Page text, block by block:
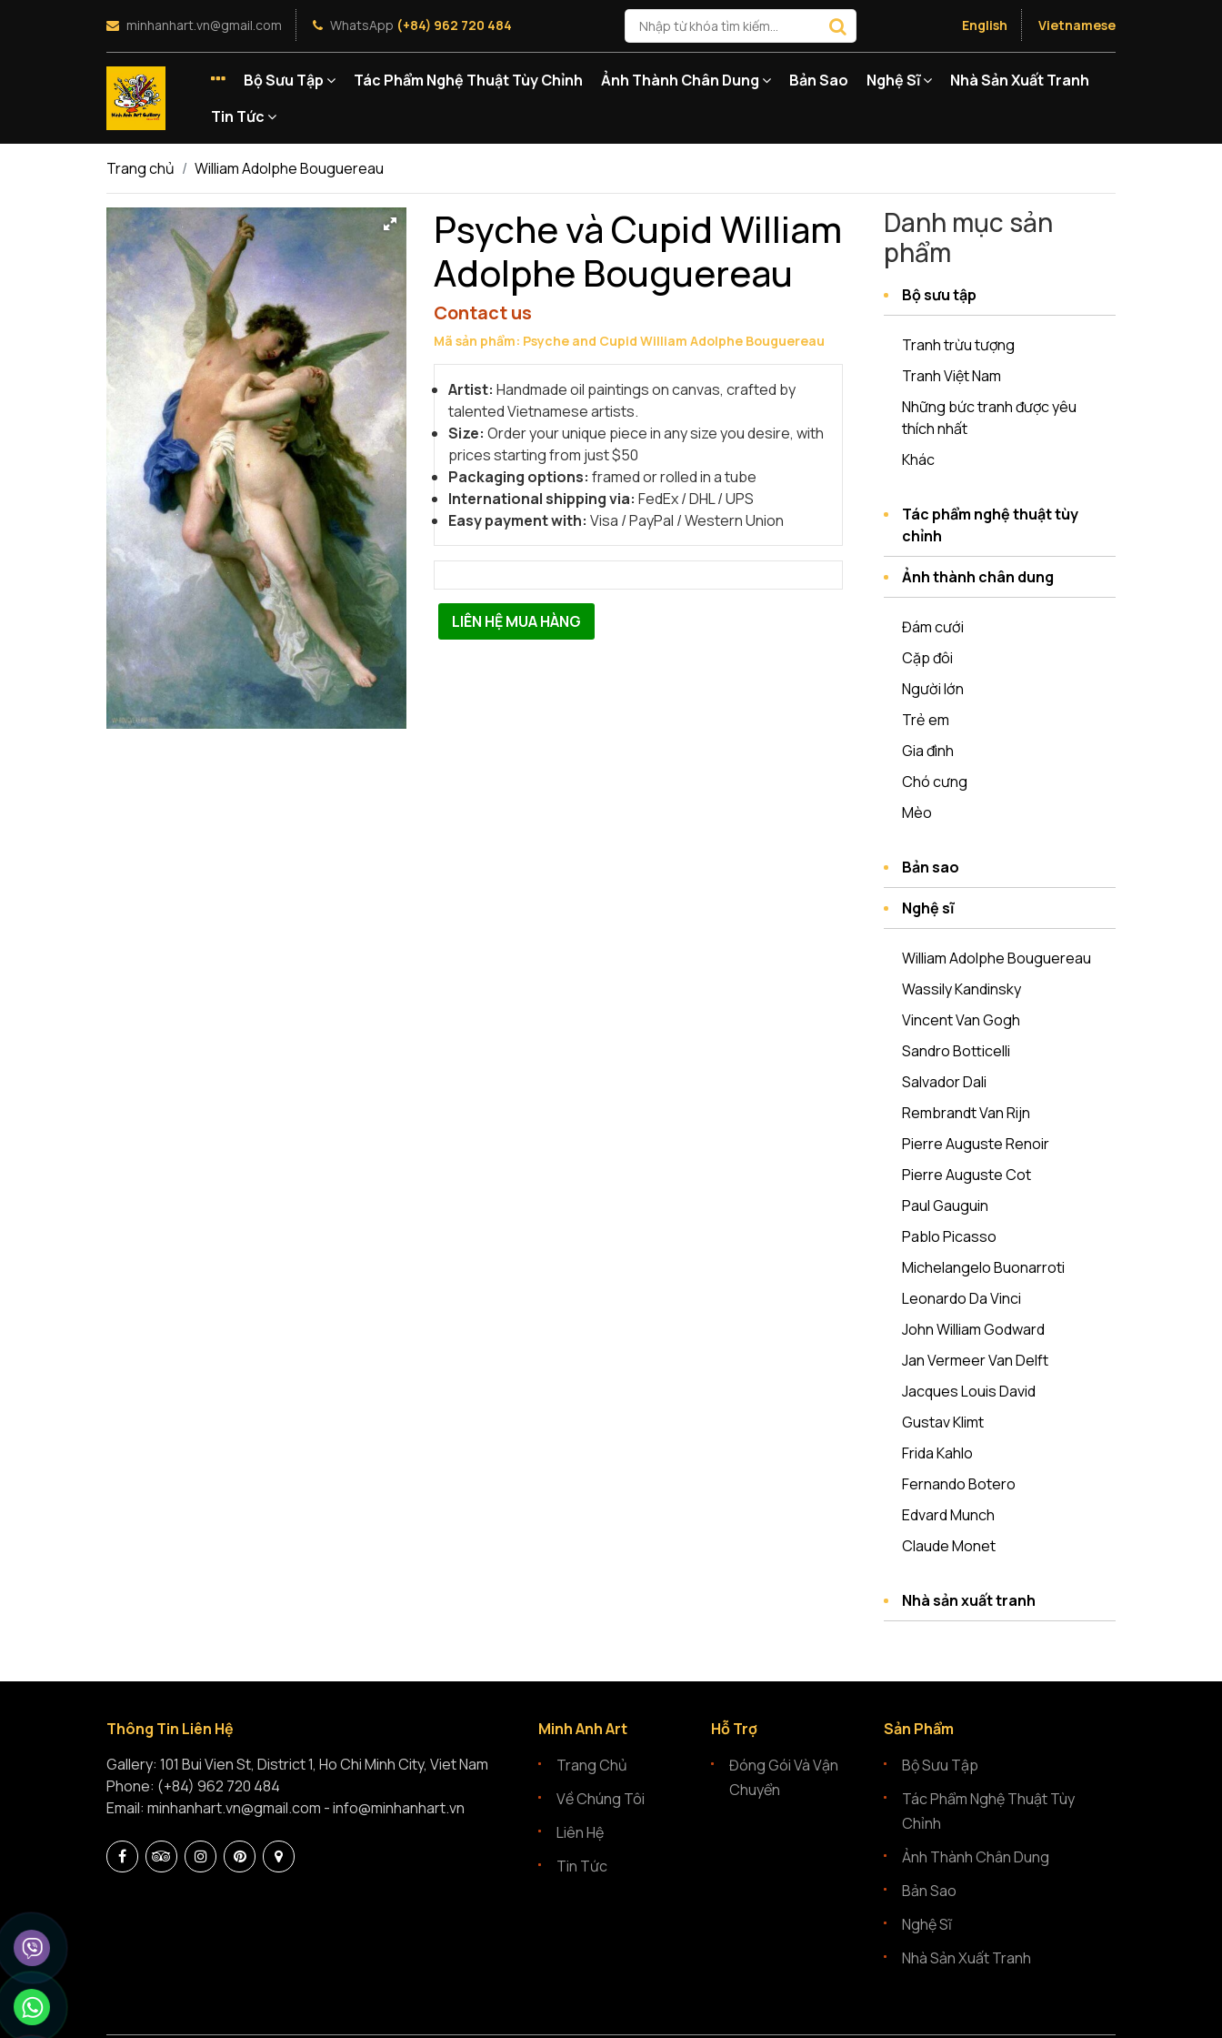
minhanhart.vn@gmail.com WhatsApp (+84) 962 720 484 English Vietnamese
Bộ Sưu Tập Tác Phẩm Nghệ Thuật Tùy Chỉnh Ảnh Thành Chân Dung Bản Sao Nghệ Sĩ
Nhà Sản Xuất Tranh
Tin Tức
Trang chủ William Adolphe Bouguereau
Psyche và Cupid William
Adolphe Bouguereau
Contact us
Mã sản phẩm: Psyche and Cupid William Adolphe Bouguereau
Artist: Handmade oil paintings on canvas, crafted by
talented Vietnamese artists.
Size: Order your unique piece in any size you desire, with
prices starting from just $50
Packaging options: framed or rolled in a tube
International shipping via: FedEx / DHL / UPS
Easy payment with: Visa / PayPal / Western Union
LIÊN HỆ MUA HÀNG
Danh mục sản
phẩm
Bộ sưu tập
Tranh trừu tượng
Tranh Việt Nam
Những bức tranh được yêu
thích nhất
Khác
Tác phẩm nghệ thuật tùy
chỉnh
Ảnh thành chân dung
Đám cưới
Cặp đôi
Người lớn
Trẻ em
Gia đình
Chó cưng
Mèo
Bản sao
Nghệ sĩ
William Adolphe Bouguereau
Wassily Kandinsky
Vincent Van Gogh
Sandro Botticelli
Salvador Dali
Rembrandt Van Rijn
Pierre Auguste Renoir
Pierre Auguste Cot
Paul Gauguin
Pablo Picasso
Michelangelo Buonarroti
Leonardo Da Vinci
John William Godward
Jan Vermeer Van Delft
Jacques Louis David
Gustav Klimt
Frida Kahlo
Fernando Botero
Edvard Munch
Claude Monet
Nhà sản xuất tranh
Thông Tin Liên Hệ
Gallery: 101 Bui Vien St, District 1, Ho Chi Minh City, Viet Nam
Phone: (+84) 962 720 484
Email: minhanhart.vn@gmail.com - info@minhanhart.vn
Minh Anh Art
Trang Chủ
Về Chúng Tôi
Liên Hệ
Tin Tức
Hỗ Trợ
Đóng Gói Và Vận
Chuyển
Sản Phẩm
Bộ Sưu Tập
Tác Phẩm Nghệ Thuật Tùy
Chỉnh
Ảnh Thành Chân Dung
Bản Sao
Nghệ Sĩ
Nhà Sản Xuất Tranh